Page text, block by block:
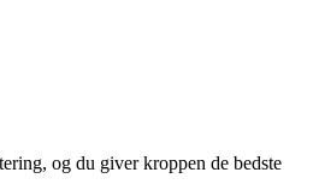
og du giver kroppen de bedste